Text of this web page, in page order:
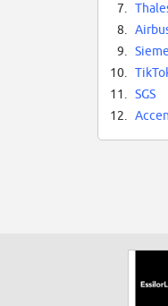
7.
8.
9.
10.
11.
SGS
12.